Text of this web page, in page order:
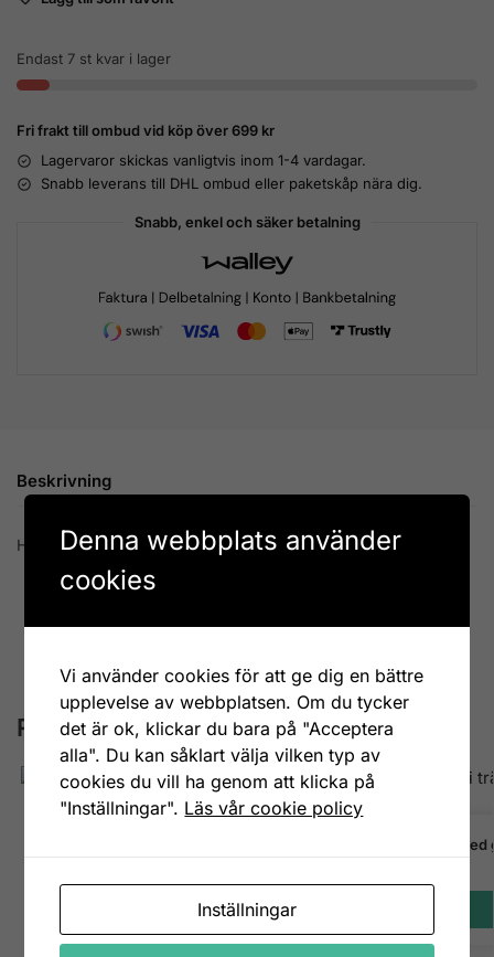
Endast 7 st kvar i lager
Fri frakt till ombud vid köp över 699 kr
Lagervaror skickas vanligtvis inom 1-4 vardagar.
Snabb leverans till DHL ombud eller paketskåp nära dig.
Snabb, enkel och säker betalning
Beskrivning
Hängdekoration med rävdekor i trä. Mått 29 cm.
Etiketter:
natur
Relaterade produkter
Pennställ
Denna webbplats använder
cookies
Vi använder cookies för att ge dig en bättre
upplevelse av webbplatsen. Om du tycker
det är ok, klickar du bara på "Acceptera
alla". Du kan såklart välja vilken typ av
cookies du vill ha genom att klicka på
"Inställningar". Läs vår cookie policy
Inställningar